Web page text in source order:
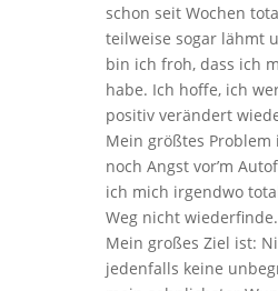
schon seit Wochen
teilweise sogar lähmt
bin ich froh, dass ich
habe. Ich hoffe, ich
positiv verändert
Mein größtes Problem
noch Angst vor’m
ich mich irgendwo
Weg nicht
Mein großes Ziel ist:
jedenfalls keine